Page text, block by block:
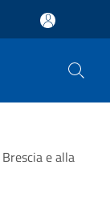
e alla